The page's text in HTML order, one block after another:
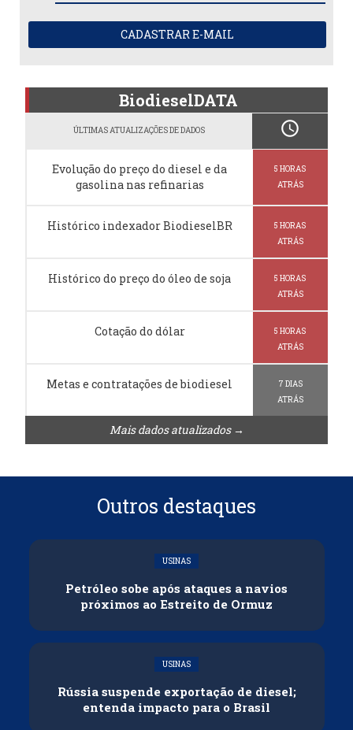
CADASTRAR E-MAIL
BiodieselDATA
ÚLTIMAS ATUALIZAÇÕES DE DADOS schedule
Evolução do preço do diesel e da
gasolina nas refinarias
5 HORAS
ATRÁS
Histórico indexador BiodieselBR
5 HORAS
ATRÁS
Histórico do preço do óleo de soja
5 HORAS
ATRÁS
Cotação do dólar
5 HORAS
ATRÁS
Metas e contratações de biodiesel
7 DIAS
ATRÁS
Mais dados atualizados →
Outros destaques
USINAS
Petróleo sobe após ataques a navios
próximos ao Estreito de Ormuz
USINAS
Rússia suspende exportação de diesel;
entenda impacto para o Brasil